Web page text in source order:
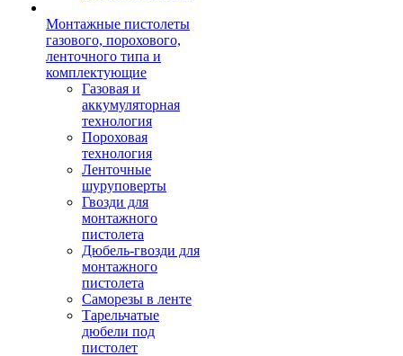
Монтажные пистолеты
газового, порохового,
ленточного типа и
комплектующие
Газовая и
аккумуляторная
технология
Пороховая
технология
Ленточные
шуруповерты
Гвозди для
монтажного
пистолета
Дюбель-гвозди для
монтажного
пистолета
Саморезы в ленте
Тарельчатые
дюбели под
пистолет